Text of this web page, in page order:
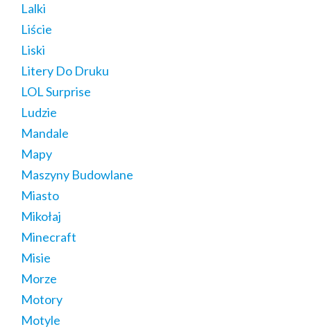
Lalki
Liście
Liski
Litery Do Druku
LOL Surprise
Ludzie
Mandale
Mapy
Maszyny Budowlane
Miasto
Mikołaj
Minecraft
Misie
Morze
Motory
Motyle